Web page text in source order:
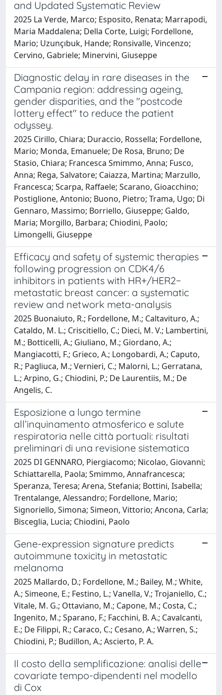
and Updated Systematic Review
2025 La Verde, Marco; Esposito, Renata; Marrapodi,
Maria Maddalena; Della Corte, Luigi; Fordellone,
Mario; Uzunçıbuk, Hande; Ronsivalle, Vincenzo;
Cervino, Gabriele; Minervini, Giuseppe
Diagnostic delay in rare diseases in the
Campania region: addressing ageing,
gender disparities, and the "postcode
lottery effect" to reduce the patient
odyssey.
2025 Cirillo, Chiara; Duraccio, Rossella; Fordellone,
Mario; Monda, Emanuele; De Rosa, Bruno; De
Stasio, Chiara; Francesca Smimmo, Anna; Fusco,
Anna; Rega, Salvatore; Caiazza, Martina; Marzullo,
Francesca; Scarpa, Raffaele; Scarano, Gioacchino;
Postiglione, Antonio; Buono, Pietro; Trama, Ugo; Di
Gennaro, Massimo; Borriello, Giuseppe; Galdo,
Maria; Morgillo, Barbara; Chiodini, Paolo;
Limongelli, Giuseppe
Efficacy and safety of systemic therapies
following progression on CDK4/6
inhibitors in patients with HR+/HER2−
metastatic breast cancer: a systematic
review and network meta-analysis
2025 Buonaiuto, R.; Fordellone, M.; Caltavituro, A.;
Cataldo, M. L.; Criscitiello, C.; Dieci, M. V.; Lambertini,
M.; Botticelli, A.; Giuliano, M.; Giordano, A.;
Mangiacotti, F.; Grieco, A.; Longobardi, A.; Caputo,
R.; Pagliuca, M.; Vernieri, C.; Malorni, L.; Gerratana,
L.; Arpino, G.; Chiodini, P.; De Laurentiis, M.; De
Angelis, C.
Esposizione a lungo termine
all’inquinamento atmosferico e salute
respiratoria nelle città portuali: risultati
preliminari di una revisione sistematica
2025 DI GENNARO, Piergiacomo; Nicolao, Giovanni;
Schiattarella, Paola; Smimmo, Annafrancesca;
Speranza, Teresa; Arena, Stefania; Bottini, Isabella;
Trentalange, Alessandro; Fordellone, Mario;
Signoriello, Simona; Simeon, Vittorio; Ancona, Carla;
Bisceglia, Lucia; Chiodini, Paolo
Gene-expression signature predicts
autoimmune toxicity in metastatic
melanoma
2025 Mallardo, D.; Fordellone, M.; Bailey, M.; White,
A.; Simeone, E.; Festino, L.; Vanella, V.; Trojaniello, C.;
Vitale, M. G.; Ottaviano, M.; Capone, M.; Costa, C.;
Ingenito, M.; Sparano, F.; Facchini, B. A.; Cavalcanti,
E.; De Filippi, R.; Caraco, C.; Cesano, A.; Warren, S.;
Chiodini, P.; Budillon, A.; Ascierto, P. A.
Il costo della semplificazione: analisi delle
covariate tempo-dipendenti nel modello
di Cox